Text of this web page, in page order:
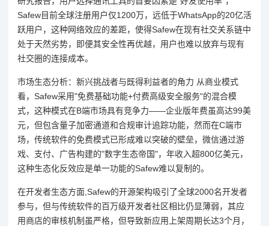
Safew目前全球注册用户仅1200万，远低于WhatsApp的20亿活
跃用户，这种网络效应的差距，使得Safew在现有社交关系链中
处于天然劣势，即便其安全性再优越，用户也难以放弃与现有
社交圈的连接成本。
市场生态分析：新兴挑战者与既得利益者的角力 从商业模式
看，Safew采用"免费基础功能+付费高级安全服务"的混合模
式，这种模式在B端市场具有竞争力——企业版年费虽高达99美
元，但包含量子加密通道和合规审计追踪功能，然而在C端市
场，传统软件的免费模式已形成难以突破的壁垒，微信通过游
戏、支付、广告构建的"数字生态帝国"，年收入超800亿美元，
这种生态化反效应是单一功能的Safew难以复制的。
在开发者生态方面,Safew的开源架构吸引了全球2000名开发者
参与，但与传统软件的百万级开发者社区相比仍显薄弱，其应
用商店的审核机制虽严格，但导致新应用上架周期长达3个月，